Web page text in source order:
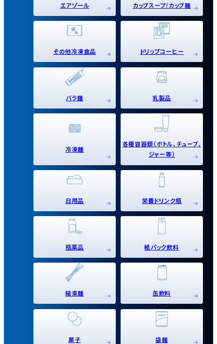
エアゾール カップスープ/カップ麺
その他冷凍食品 ドリップコーヒー
バラ麺 乳製品
冷凍麺
各種容器類（ボトル、チューブ、
ジャー等）
日用品 栄養ドリンク瓶
瓶薬品 紙パック飲料
結束麺 缶飲料
菓子 袋麺